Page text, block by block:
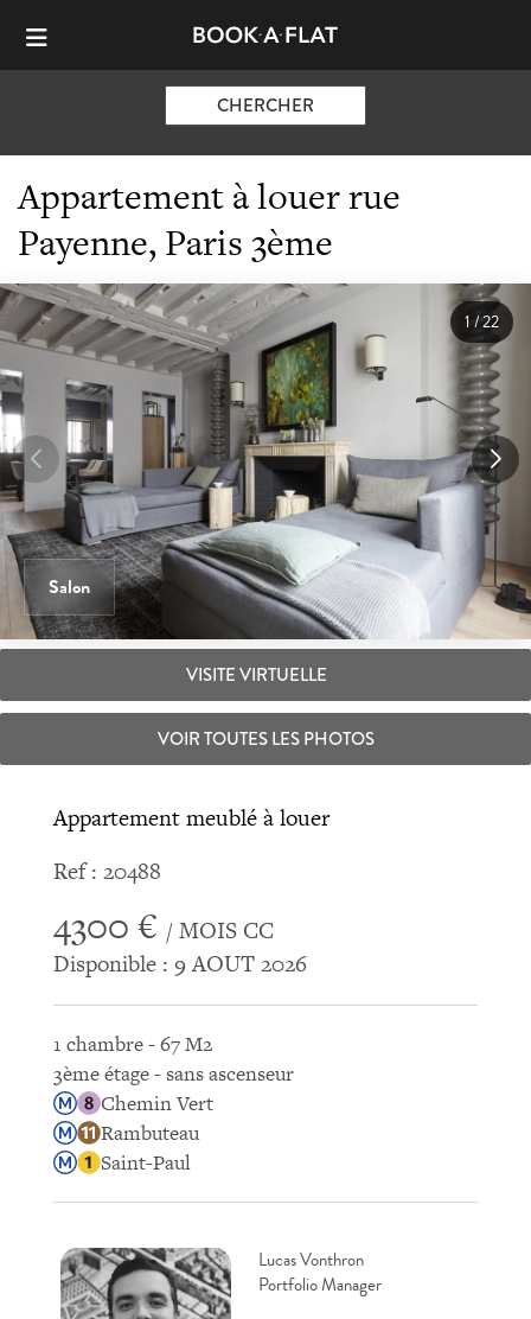
CHERCHER
Appartement à louer rue
Payenne, Paris 3ème
Salon
1/22
VISITE VIRTUELLE
VOIR TOUTES LES PHOTOS
Appartement meublé à louer
Ref : 20488
4300 € / MOIS CC
Disponible : 9 AOUT 2026
1 chambre - 67 M2
3ème étage - sans ascenseur
Chemin Vert
Rambuteau
Saint-Paul
Lucas Vonthron
Portfolio Manager